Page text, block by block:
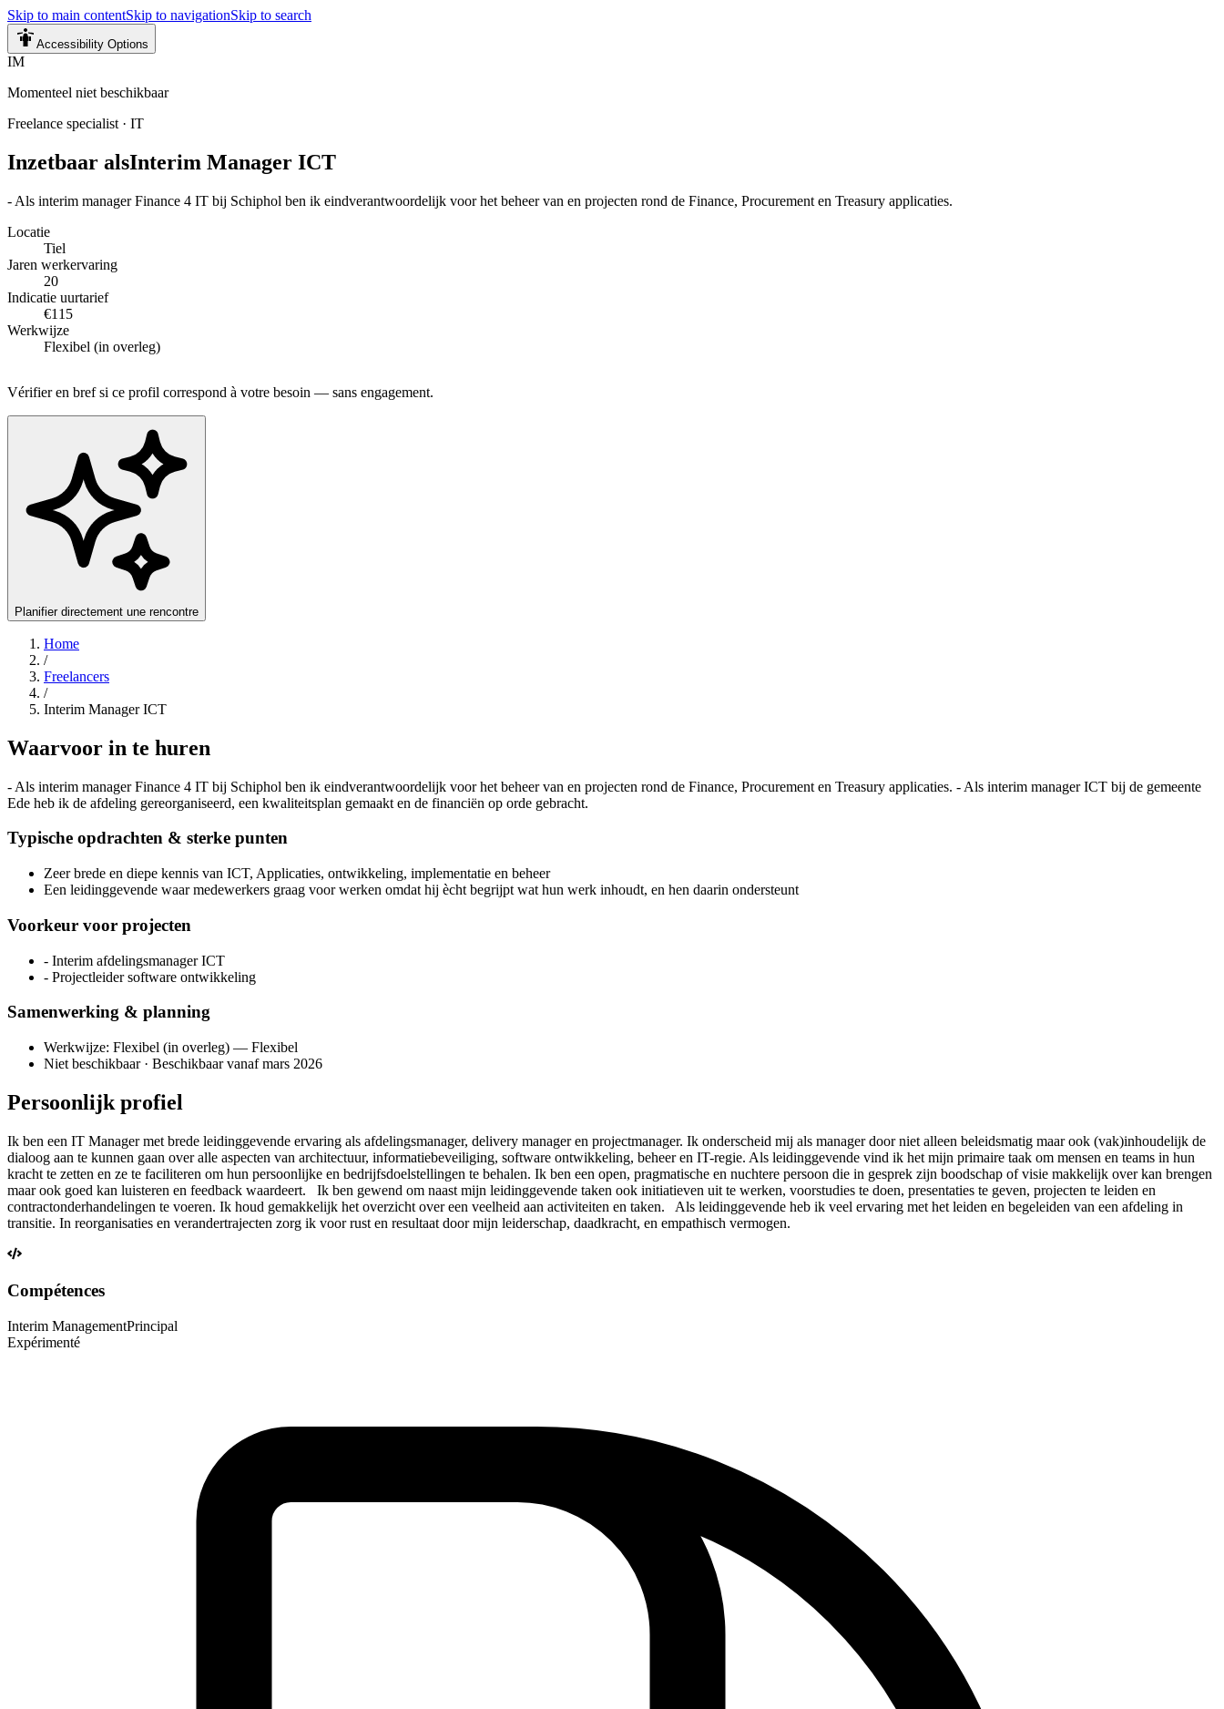
Skip to main contentSkip to navigationSkip to search
Accessibility Options
IM
Momenteel niet beschikbaar
Freelance specialist · IT
Inzetbaar alsInterim Manager ICT
- Als interim manager Finance 4 IT bij Schiphol ben ik eindverantwoordelijk voor het beheer van en projecten rond de Finance, Procurement en Treasury applicaties.
Locatie
Tiel
Jaren werkervaring
20
Indicatie uurtarief
€115
Werkwijze
Flexibel (in overleg)
Vérifier en bref si ce profil correspond à votre besoin — sans engagement.
Planifier directement une rencontre
Home
/
Freelancers
/
Interim Manager ICT
Waarvoor in te huren
- Als interim manager Finance 4 IT bij Schiphol ben ik eindverantwoordelijk voor het beheer van en projecten rond de Finance, Procurement en Treasury applicaties. - Als interim manager ICT bij de gemeente
Ede heb ik de afdeling gereorganiseerd, een kwaliteitsplan gemaakt en de financiën op orde gebracht.
Typische opdrachten & sterke punten
Zeer brede en diepe kennis van ICT, Applicaties, ontwikkeling, implementatie en beheer
Een leidinggevende waar medewerkers graag voor werken omdat hij ècht begrijpt wat hun werk inhoudt, en hen daarin ondersteunt
Voorkeur voor projecten
- Interim afdelingsmanager ICT
- Projectleider software ontwikkeling
Samenwerking & planning
Werkwijze: Flexibel (in overleg) — Flexibel
Niet beschikbaar · Beschikbaar vanaf mars 2026
Persoonlijk profiel
Ik ben een IT Manager met brede leidinggevende ervaring als afdelingsmanager, delivery manager en projectmanager. Ik onderscheid mij als manager door niet alleen beleidsmatig maar ook (vak)inhoudelijk de
dialoog aan te kunnen gaan over alle aspecten van architectuur, informatiebeveiliging, software ontwikkeling, beheer en IT-regie. Als leidinggevende vind ik het mijn primaire taak om mensen en teams in hun
kracht te zetten en ze te faciliteren om hun persoonlijke en bedrijfsdoelstellingen te behalen. Ik ben een open, pragmatische en nuchtere persoon die in gesprek zijn boodschap of visie makkelijk over kan brengen
maar ook goed kan luisteren en feedback waardeert. Ik ben gewend om naast mijn leidinggevende taken ook initiatieven uit te werken, voorstudies te doen, presentaties te geven, projecten te leiden en
contractonderhandelingen te voeren. Ik houd gemakkelijk het overzicht over een veelheid aan activiteiten en taken. Als leidinggevende heb ik veel ervaring met het leiden en begeleiden van een afdeling in
transitie. In reorganisaties en verandertrajecten zorg ik voor rust en resultaat door mijn leiderschap, daadkracht, en empathisch vermogen.
Compétences
Interim ManagementPrincipal
Expérimenté